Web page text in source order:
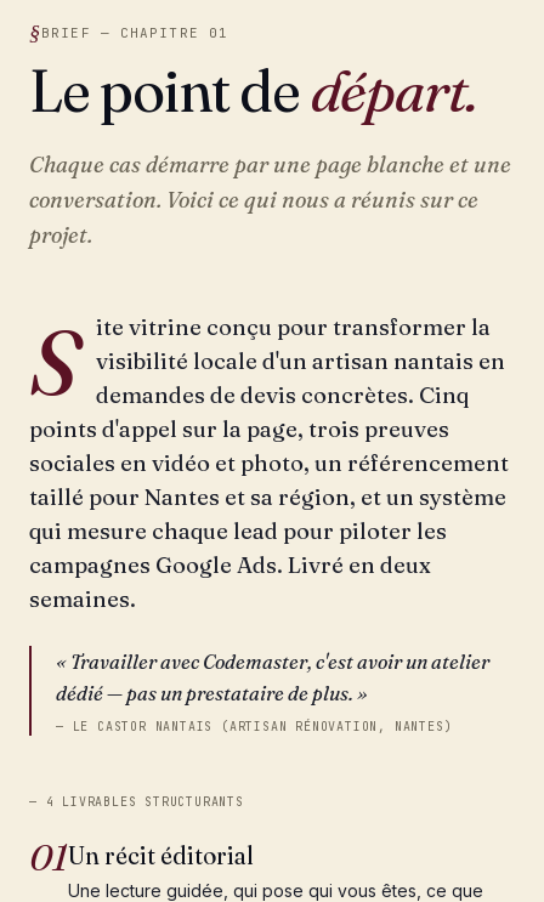
BRIEF — CHAPITRE 01
Le point dedépart.
Chaque cas démarre par une page blanche et une
conversation. Voici ce qui nous a réunis sur ce
projet.
S
ite vitrine conçu pour transformer la
visibilité locale d'un artisan nantais en
demandes de devis concrètes. Cinq
points d'appel sur la page, trois preuves
sociales en vidéo et photo, un référencement
taillé pour Nantes et sa région, et un système
qui mesure chaque lead pour piloter les
campagnes Google Ads. Livré en deux
semaines.
« Travailler avec Codemaster, c'est avoir un atelier
dédié — pas un prestataire de plus. »
— LE CASTOR NANTAIS (ARTISAN RÉNOVATION, NANTES)
— 4 LIVRABLES STRUCTURANTS
01Un récit éditorial
Une lecture guidée, qui pose qui vous êtes, ce que